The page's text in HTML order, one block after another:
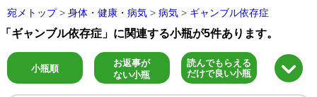
宛メトップ > 身体・健康・病気 > 病気 > ギャンブル依存症
「ギャンブル依存症」に関連する小瓶が5件あります。
小瓶順
お返事が
ない小瓶
読んでもらえる
だけで良い小瓶